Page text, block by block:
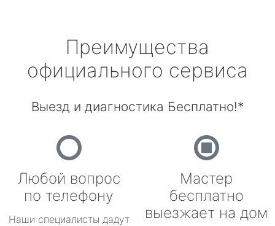
Преимущества
официального сервиса
Выезд и диагностика Бесплатно!*
Любой вопрос
по телефону
Наши специалисты дадут
Мастер
бесплатно
выезжает на дом